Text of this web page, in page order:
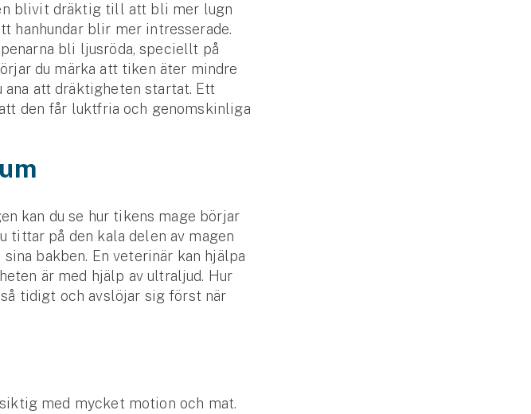
blivit dräktig till att bli mer lugn
hanhundar blir mer intresserade.
bli ljusröda, speciellt på
du märka att tiken äter mindre
ana att dräktigheten startat. Ett
den får luktfria och genomskinliga
kan du se hur tikens mage börjar
tittar på den kala delen av magen
bakben. En veterinär kan hjälpa
är med hjälp av ultraljud. Hur
tidigt och avslöjar sig först när
med mycket motion och mat.